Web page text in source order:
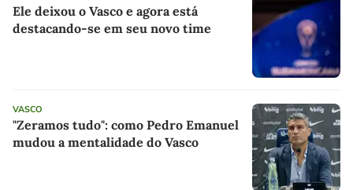
Ele deixou o Vasco e agora está
destacando-se em seu novo time
VASCO
"Zeramos tudo": como Pedro Emanuel
mudou a mentalidade do Vasco